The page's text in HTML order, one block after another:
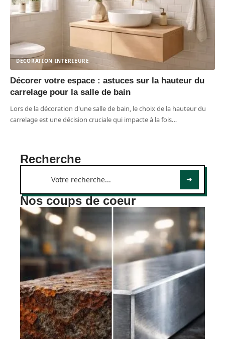
DÉCORATION INTERIEURE
Décorer votre espace : astuces sur la hauteur du
carrelage pour la salle de bain
Lors de la décoration d'une salle de bain, le choix de la hauteur du
carrelage est une décision cruciale qui impacte à la fois…
Recherche
Nos coups de coeur